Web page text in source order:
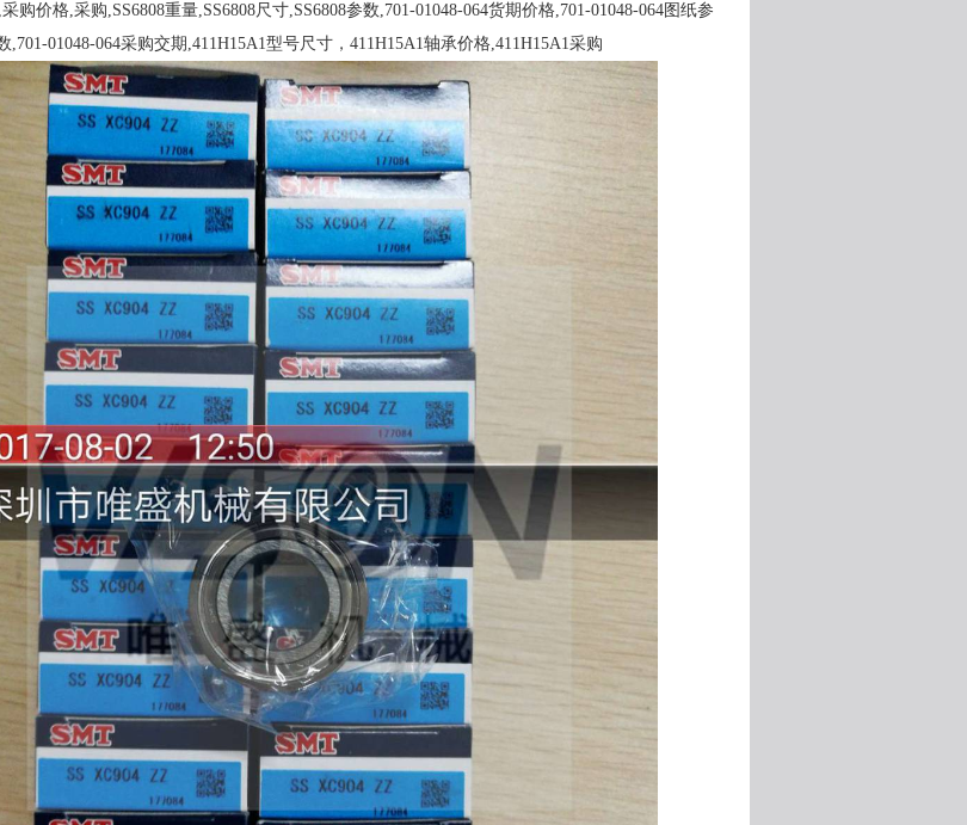
购价格,采购,SS6808重量,SS6808尺寸,SS6808参数,701-01048-064货期价格,701-01048-064图纸参
,701-01048-064采购交期,411H15A1型号尺寸，411H15A1轴承价格,411H15A1采购